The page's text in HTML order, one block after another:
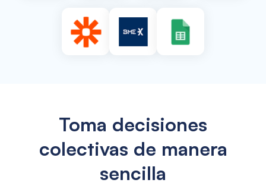
Toma decisiones
colectivas de manera
sencilla